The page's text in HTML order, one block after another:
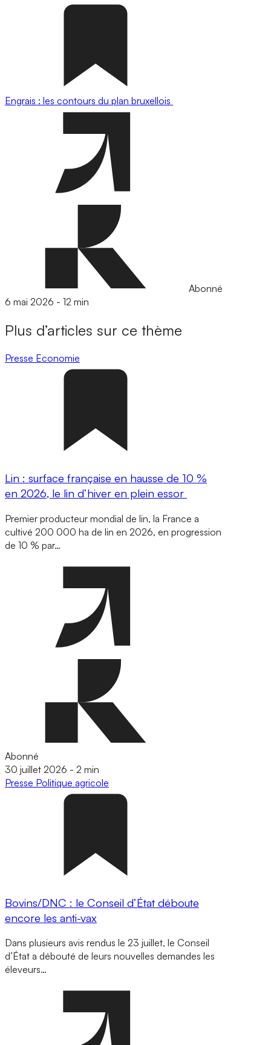
Engrais : les contours du plan bruxellois
Abonné
6 mai 2026 - 12 min
Plus d’articles sur ce thème
Presse Economie
Lin : surface française en hausse de 10 %
en 2026, le lin d’hiver en plein essor
Premier producteur mondial de lin, la France a
cultivé 200 000 ha de lin en 2026, en progression
de 10 % par…
Abonné
30 juillet 2026 - 2 min
Presse Politique agricole
Bovins/DNC : le Conseil d’État déboute
encore les anti-vax
Dans plusieurs avis rendus le 23 juillet, le Conseil
d’État a débouté de leurs nouvelles demandes les
éleveurs…